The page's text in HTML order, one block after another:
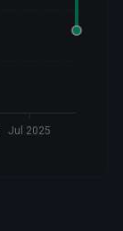
Jul 2025